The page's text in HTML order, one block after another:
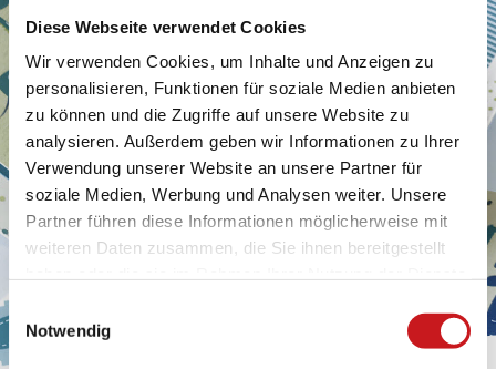
Diese Webseite verwendet Cookies
Wir verwenden Cookies, um Inhalte und Anzeigen zu
personalisieren, Funktionen für soziale Medien anbieten
zu können und die Zugriffe auf unsere Website zu
analysieren. Außerdem geben wir Informationen zu Ihrer
Verwendung unserer Website an unsere Partner für
soziale Medien, Werbung und Analysen weiter. Unsere
Partner führen diese Informationen möglicherweise mit
weiteren Daten zusammen, die Sie ihnen bereitgestellt
Datenschutzhinweisen
mehr darüber, wer wir sind, wie
Einwilligungsauswahl
Notwendig